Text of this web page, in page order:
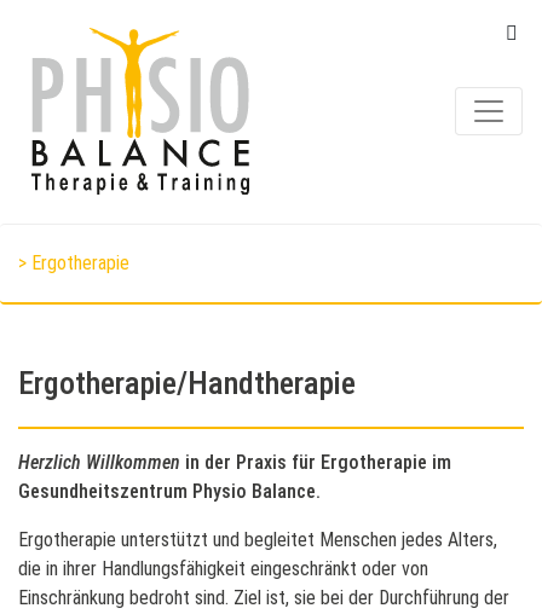
> Ergotherapie
Ergotherapie/Handtherapie
Herzlich Willkommen in der Praxis für Ergotherapie im
Gesundheitszentrum Physio Balance.
Ergotherapie unterstützt und begleitet Menschen jedes Alters,
die in ihrer Handlungsfähigkeit eingeschränkt oder von
Einschränkung bedroht sind. Ziel ist, sie bei der Durchführung der